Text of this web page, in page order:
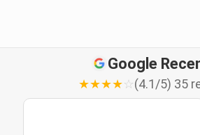
Google
★★★★☆(4.1/5) 35